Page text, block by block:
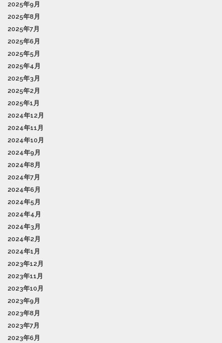
2025年9月
2025年8月
2025年7月
2025年6月
2025年5月
2025年4月
2025年3月
2025年2月
2025年1月
2024年12月
2024年11月
2024年10月
2024年9月
2024年8月
2024年7月
2024年6月
2024年5月
2024年4月
2024年3月
2024年2月
2024年1月
2023年12月
2023年11月
2023年10月
2023年9月
2023年8月
2023年7月
2023年6月